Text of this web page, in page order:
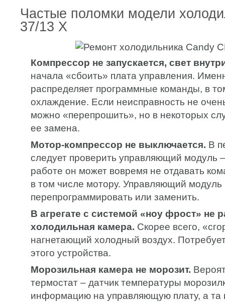
Частые поломки модели
37/13 X
Компрессор не запускается, свет
начала «сбоить» плата управления.
распределяет программные команды, в
охлаждение. Если неисправность не
можно «перепрошить», но в некоторых
ее замена.
Мотор-компрессор не выключается. В
следует проверить управляющий модуль
работе он может вовремя не отдавать
в том числе мотору. Управляющий
перепрограммировать или заменить.
В агрегате с системой «ноу фрост» не
холодильная камера. Скорее всего,
нагнетающий холодный воздух.
этого устройства.
Морозильная камера не морозит.
термостат – датчик температуры
информацию на управляющую плату, а та